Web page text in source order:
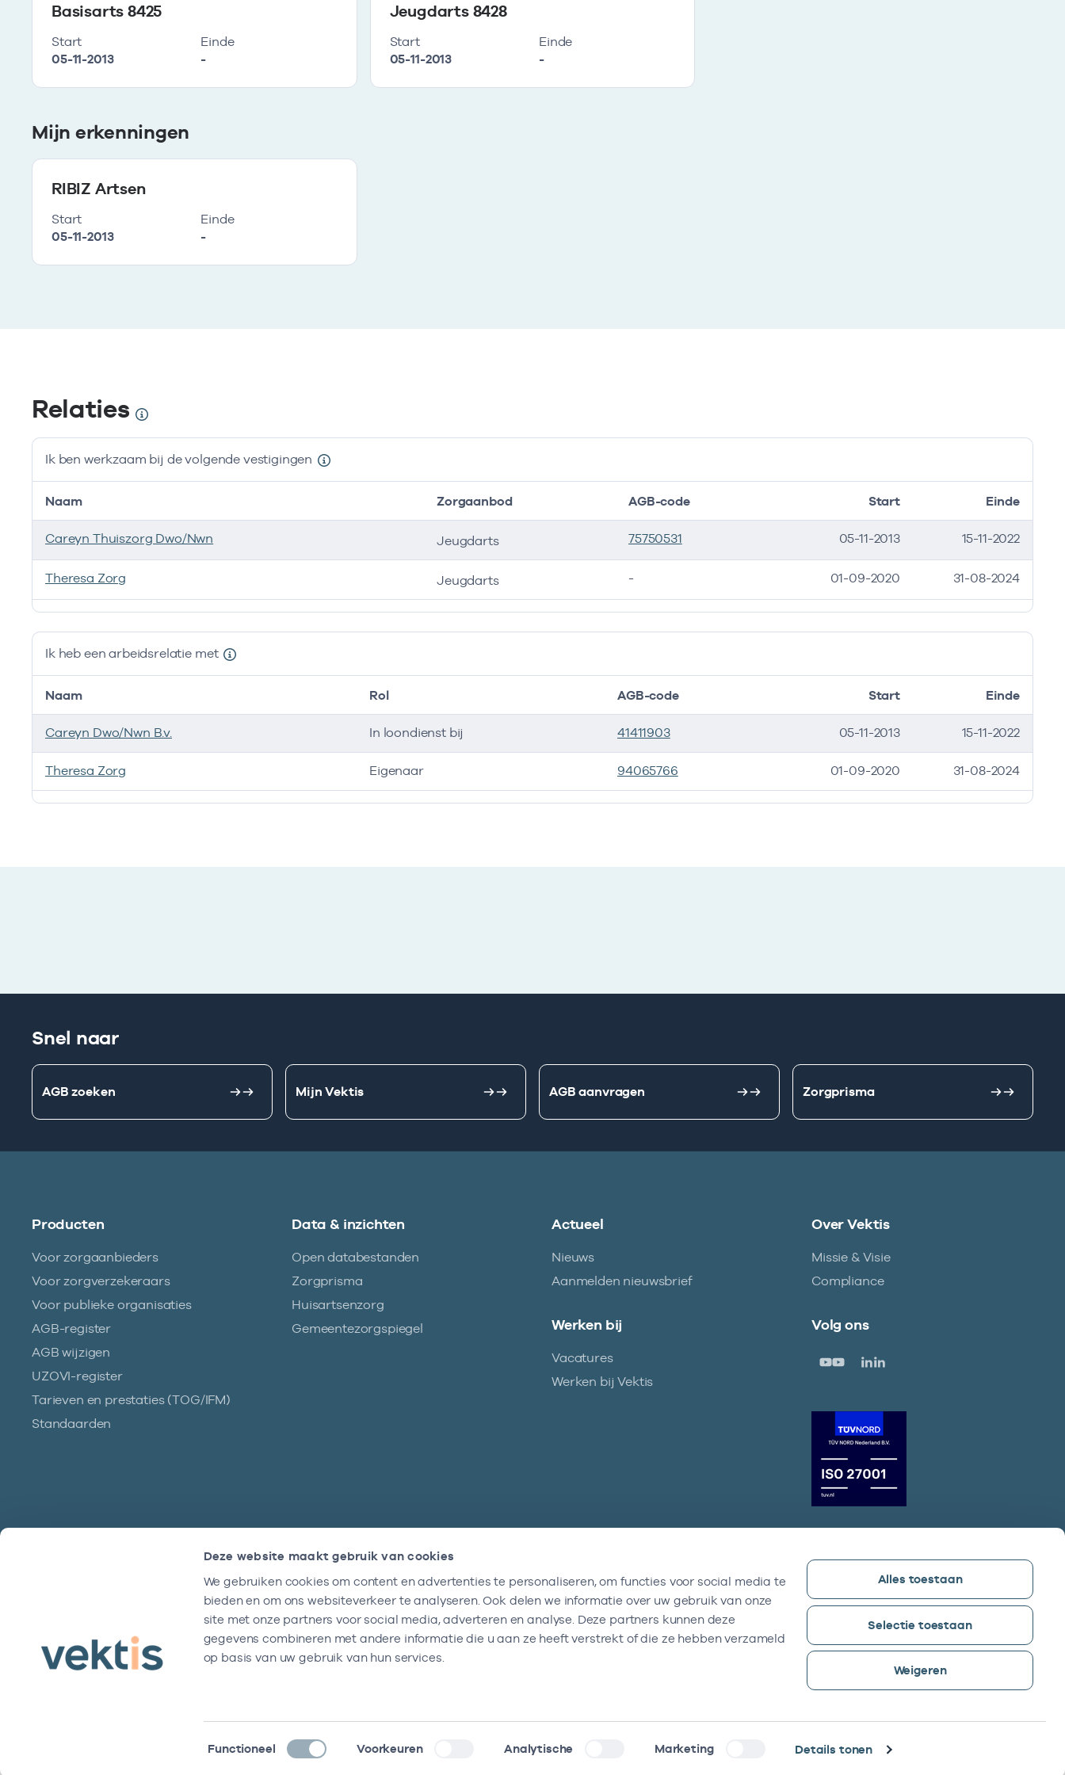
Deze website maakt gebruik van cookies
We gebruiken cookies om content en advertenties te personaliseren, om functies voor social media te
bieden en om ons websiteverkeer te analyseren. Ook delen we informatie over uw gebruik van onze
site met onze partners voor social media, adverteren en analyse. Deze partners kunnen deze
gegevens combineren met andere informatie die u aan ze heeft verstrekt of die ze hebben verzameld
op basis van uw gebruik van hun services.
Toestemmingsselectie
Functioneel Voorkeuren Analytische Marketing Details tonen
Alles toestaan
Selectie toestaan
Weigeren
Basisarts 8425
Start
05-11-2013
Einde
-
Jeugdarts 8428
Start
05-11-2013
Einde
-
Mijn erkenningen
RIBIZ Artsen
Start
05-11-2013
Einde
-
Relaties
Ik ben werkzaam bij de volgende vestigingen
Ik ben werkzaam bij de volgende vestigingen
Naam Zorgaanbod AGB-code Start Einde
Careyn Thuiszorg Dwo/Nwn Jeugdarts 75750531 05-11-2013 15-11-2022
Theresa Zorg Jeugdarts - 01-09-2020 31-08-2024
Ik heb een arbeidsrelatie met
Ik heb een arbeidsrelatie met
Naam Rol AGB-code Start Einde
Careyn Dwo/Nwn B.v. In loondienst bij 41411903 05-11-2013 15-11-2022
Theresa Zorg Eigenaar 94065766 01-09-2020 31-08-2024
Snel naar
AGB zoeken Mijn Vektis AGB aanvragen Zorgprisma
Producten
Voor zorgaanbieders
Voor zorgverzekeraars
Voor publieke organisaties
AGB-register
AGB wijzigen
UZOVI-register
Tarieven en prestaties (TOG/IFM)
Standaarden
Data & inzichten
Open databestanden
Zorgprisma
Huisartsenzorg
Gemeentezorgspiegel
Actueel
Nieuws
Aanmelden nieuwsbrief
Over Vektis
Missie & Visie
Compliance
Werken bij
Vacatures
Werken bij Vektis
Volg ons
We zijn doordeweeks bereikbaar tussen
Nieuwsbrief
Altijd op de hoogte blijven van al onze
nieuwtjes? Schrijf je nu in.
Vektis bezoekadres
Sparrenheuvel 18, Gebouw B,
3708 JE Zeist
Algemene voorwaarden Privacy- en cookieverklaring Kwetsbaarheid melden